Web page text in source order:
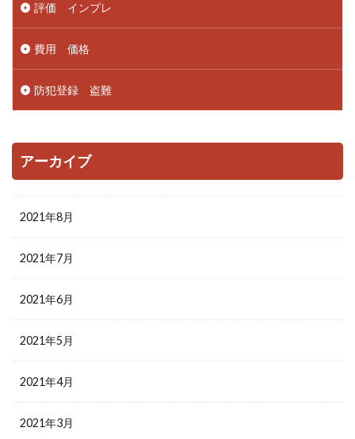
評価 インプレ
費用 価格
防犯登録 盗難
アーカイブ
2021年8月
2021年7月
2021年6月
2021年5月
2021年4月
2021年3月